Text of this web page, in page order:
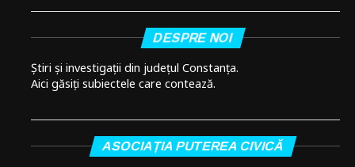
DESPRE NOI
Știri și investigații din județul Constanța.
Aici găsiți subiectele care contează.
ASOCIAȚIA PUTEREA CIVICĂ